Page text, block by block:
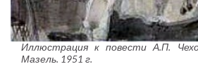
Иллюстрация к повести А.П.
Мазель. 1951 г.